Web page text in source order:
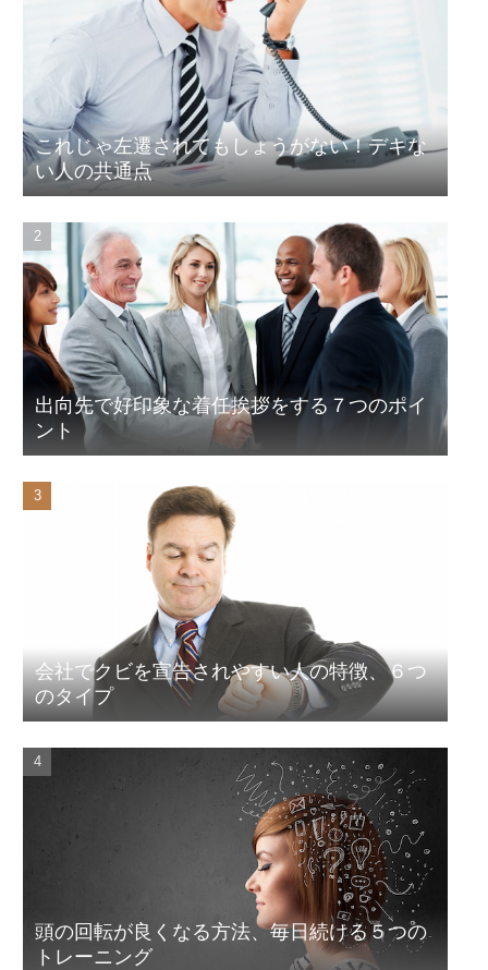
これじゃ左遷されてもしょうがない！デキな
い人の共通点
出向先で好印象な着任挨拶をする７つのポイ
ント
会社でクビを宣告されやすい人の特徴、６つ
のタイプ
頭の回転が良くなる方法、毎日続ける５つの
トレーニング